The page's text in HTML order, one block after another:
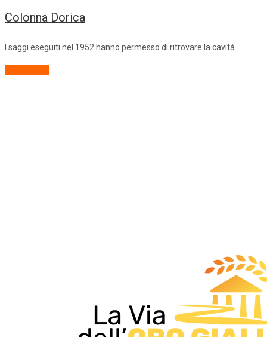
Colonna Dorica
I saggi eseguiti nel 1952 hanno permesso di ritrovare la cavità…